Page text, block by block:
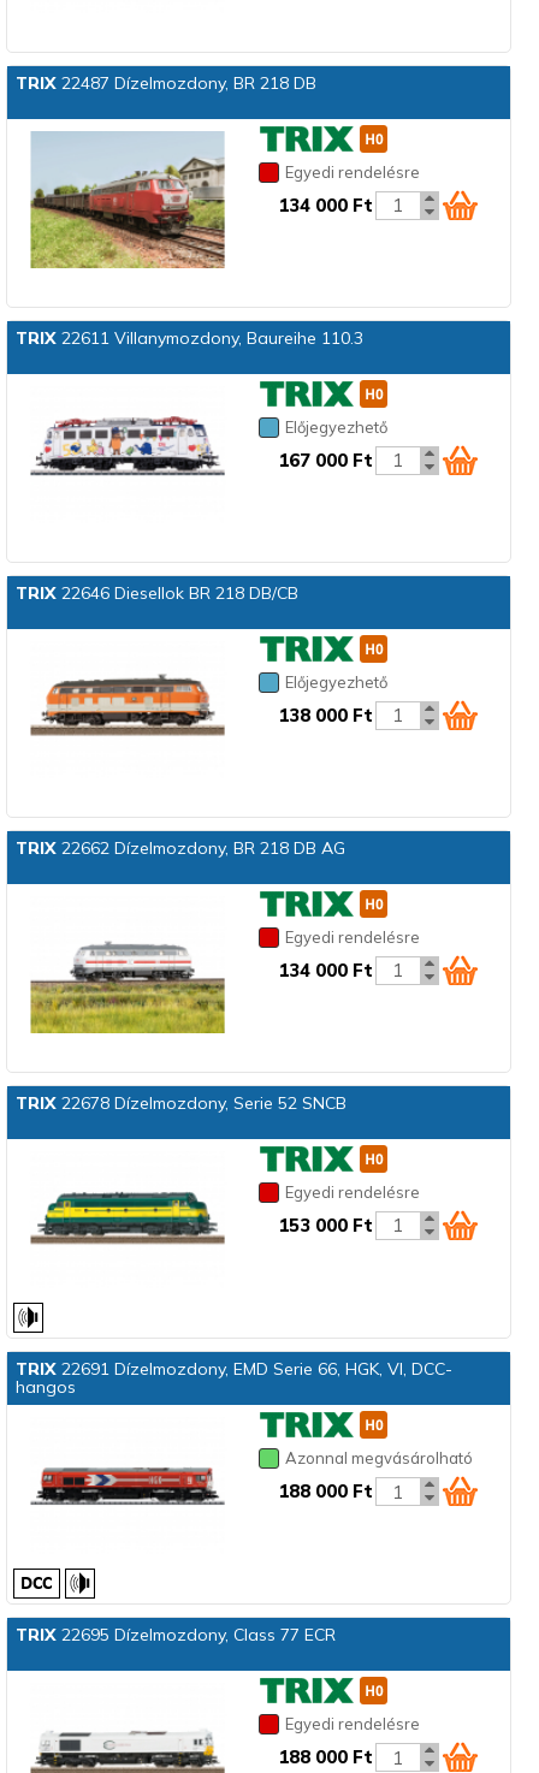
TRIX22487 Dízelmozdony, BR 218 DB
Egyedi rendelésre
134 000 Ft
TRIX22611 Villanymozdony, Baureihe 110.3
Előjegyezhető
167 000 Ft
TRIX22646 Diesellok BR 218 DB/CB
Előjegyezhető
138 000 Ft
TRIX22662 Dízelmozdony, BR 218 DB AG
Egyedi rendelésre
134 000 Ft
TRIX22678 Dízelmozdony, Serie 52 SNCB
Egyedi rendelésre
153 000 Ft
TRIX22691 Dízelmozdony, EMD Serie 66, HGK, VI, DCC-
hangos
Azonnal megvásárolható
188 000 Ft
TRIX22695 Dízelmozdony, Class 77 ECR
Egyedi rendelésre
188 000 Ft